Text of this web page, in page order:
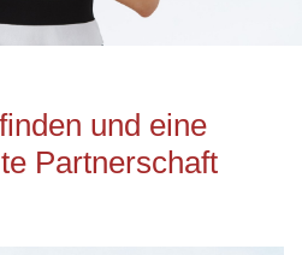
und eine
Partnerschaft